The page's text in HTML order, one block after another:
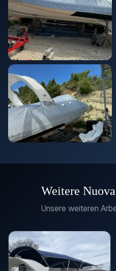
Weitere
Unsere weiteren